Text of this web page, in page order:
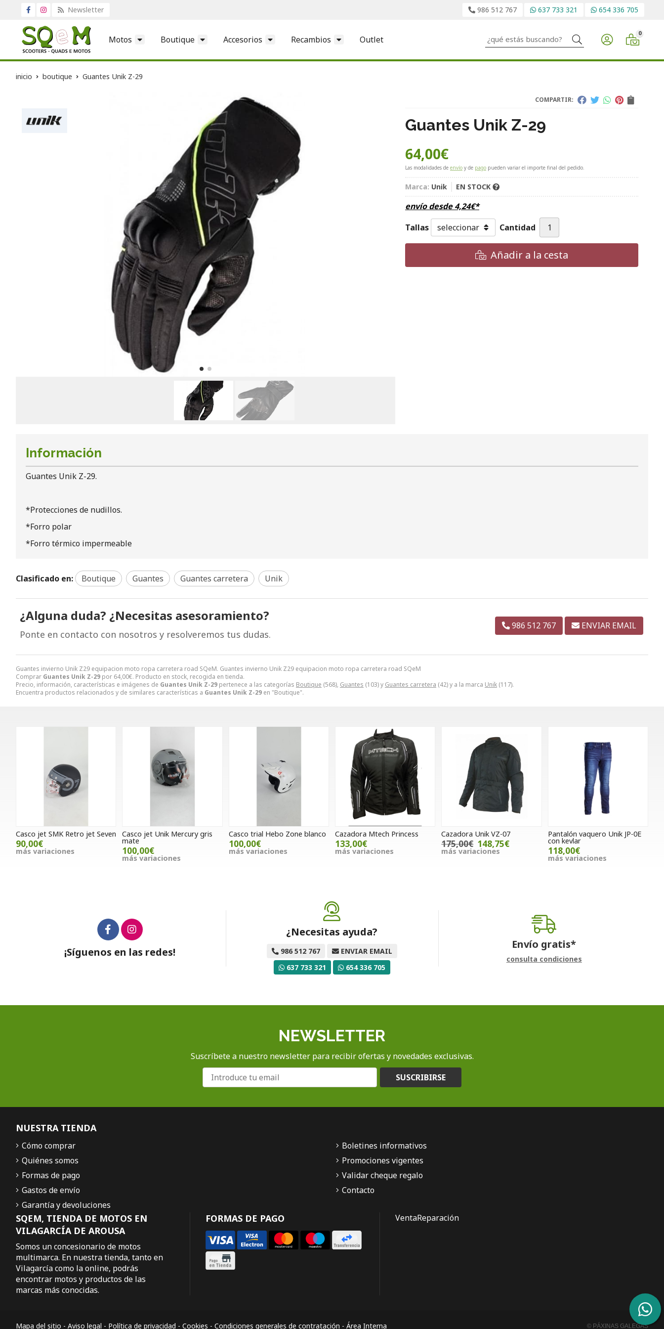
Newsletter 986 512 767 637 733 321 654 336 705
Motos Boutique Accesorios Recambios Outlet Buscar 0
inicio boutique Guantes Unik Z-29
COMPARTIR:
Guantes Unik Z-29
64,00€
Las modalidades de envío y de pago pueden variar el importe final del pedido.
Marca: Unik EN STOCK
envío desde4,24€*
Tallas
Cantidad
Añadir a la cesta
Guantes invierno Unik Z29 equipacion moto ropa carretera road SQeM. Guantes invierno Unik Z29 equipacion moto ropa carretera road SQeM
Comprar Guantes Unik Z-29 por 64,00€. Producto en stock, recogida en tienda.
Precio, información, características e imágenes de Guantes Unik Z-29 pertenece a las categorías Boutique (568), Guantes (103) y Guantes carretera (42) y a la marca Unik (117).
Encuentra productos relacionados y de similares características a Guantes Unik Z-29 en "Boutique".
Información
Guantes Unik Z-29.
*Protecciones de nudillos.
*Forro polar
*Forro térmico impermeable
Clasificado en: Boutique Guantes Guantes carretera Unik
¿Alguna duda? ¿Necesitas asesoramiento?
Ponte en contacto con nosotros y resolveremos tus dudas.
986 512 767 ENVIAR EMAIL
Casco jet SMK Retro jet Seven
90,00€
más variaciones
Casco jet Unik Mercury gris
mate
100,00€
más variaciones
Casco trial Hebo Zone blanco
100,00€
más variaciones
Cazadora Mtech Princess
133,00€
más variaciones
Cazadora Unik VZ-07
175,00€ 148,75€
más variaciones
Pantalón vaquero Unik JP-0E
con kevlar
118,00€
más variaciones
¡Síguenos en las redes!
¿Necesitas ayuda?
986 512 767
ENVIAR EMAIL
637 733 321
654 336 705
Envío gratis*
consulta condiciones
NEWSLETTER
Suscríbete a nuestro newsletter para recibir ofertas y novedades exclusivas.
SUSCRIBIRSE
SQEM, TIENDA DE MOTOS EN
VILAGARCÍA DE AROUSA
Somos un concesionario de motos
multimarca. En nuestra tienda, tanto en
Vilagarcía como la online, podrás
encontrar motos y productos de las
marcas más conocidas.
FORMAS DE PAGO
NUESTRA TIENDA
Cómo comprar
Quiénes somos
Formas de pago
Gastos de envío
Garantía y devoluciones
Boletines informativos
Promociones vigentes
Validar cheque regalo
Contacto
VentaReparación
Mapa del sitio - Aviso legal - Política de privacidad - Cookies - Condiciones generales de contratación - Área Interna © PÁXINAS GALEGAS